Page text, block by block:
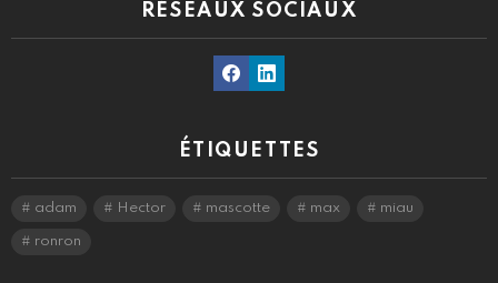
RÉSEAUX SOCIAUX
FacebookLinkedin
ÉTIQUETTES
adam Hector mascotte max miau
ronron